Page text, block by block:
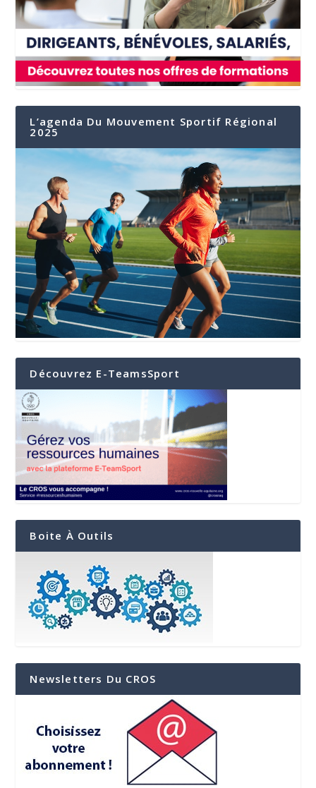
L’agenda Du Mouvement Sportif Régional
2025
Découvrez E-TeamsSport
Boite À Outils
Newsletters Du CROS